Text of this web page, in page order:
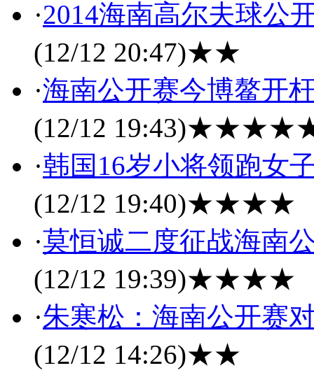
·2014海南高尔夫球公
(12/12 20:47)★★
·海南公开赛今博鳌开
(12/12 19:43)
·韩国16岁小将领跑女
(12/12 19:40)★★★★
·莫恒诚二度征战海南
(12/12 19:39)★★★★
·朱寒松：海南公开赛
(12/12 14:26)★★